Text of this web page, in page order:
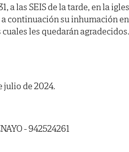
a las SEIS de la tarde, en la
a continuación su inhumación
les quedarán
julio de 2024.
- 942524261